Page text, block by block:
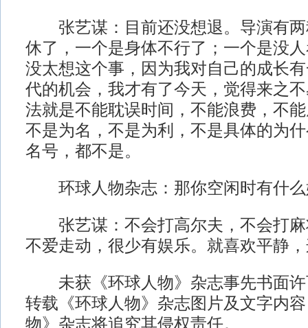
张艺谋：目前还没想退。导演有两
休了，一个是身体不行了；一个是没
没太想这个事，因为我对自己的成长
代的机会，我才有了今天，觉得来之
法就是不能耽误时间，不能浪费，不
不是为名，不是为利，不是具体的为
名号，都不是。
环球人物杂志：那你空闲时有什么
张艺谋：不会打高尔夫，不会打麻
不爱走动，很少有娱乐。就喜欢平静
未获《环球人物》杂志事先书面许
转载《环球人物》杂志图片及文字内
物》杂志将追究其侵权责任。